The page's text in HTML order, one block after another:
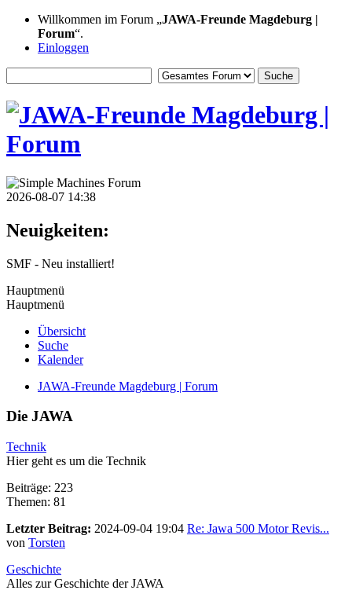
Willkommen im Forum „JAWA-Freunde Magdeburg |
Forum“.
Einloggen
2026-08-07 14:38
Neuigkeiten:
SMF - Neu installiert!
Hauptmenü
Hauptmenü
Übersicht
Suche
Kalender
JAWA-Freunde Magdeburg | Forum
Die JAWA
Technik
Hier geht es um die Technik
Beiträge: 223
Themen: 81
Letzter Beitrag: 2024-09-04 19:04 Re: Jawa 500 Motor Revis...
von Torsten
Geschichte
Alles zur Geschichte der JAWA